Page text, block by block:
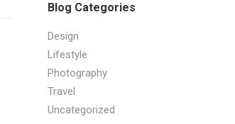
Blog Categories
Design
Lifestyle
Photography
Travel
Uncategorized